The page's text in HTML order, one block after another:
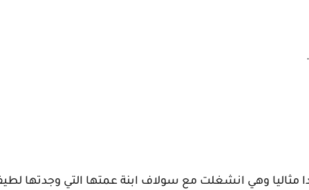
مثاليا وهي انشغلت مع سولاف ابنة عمتها التي وجدتها